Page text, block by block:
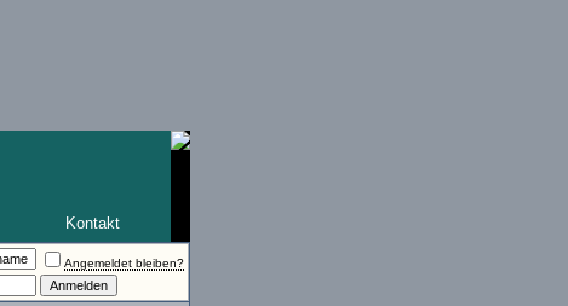
Kontakt
Angemeldet bleiben?